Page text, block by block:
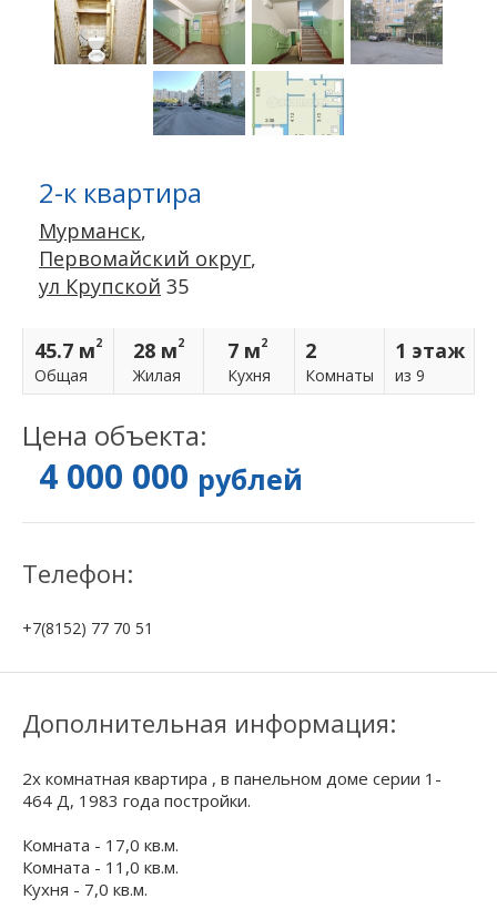
2-к квартира
Мурманск,
Первомайский округ,
ул Крупской 35
45.7 м2
Общая
28 м2
Жилая
7 м2
Кухня
2
Комнаты
1 этаж
из 9
Цена объекта:
4 000 000 рублей
Телефон:
+7(8152) 77 70 51
Дополнительная информация:
2х комнатная квартира , в панельном доме серии 1-
464 Д, 1983 года постройки.
Комната - 17,0 кв.м.
Комната - 11,0 кв.м.
Кухня - 7,0 кв.м.